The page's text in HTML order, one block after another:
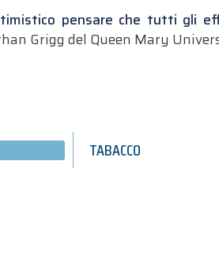
pensare che tutti gli
Grigg del Queen Mary
TABACCO